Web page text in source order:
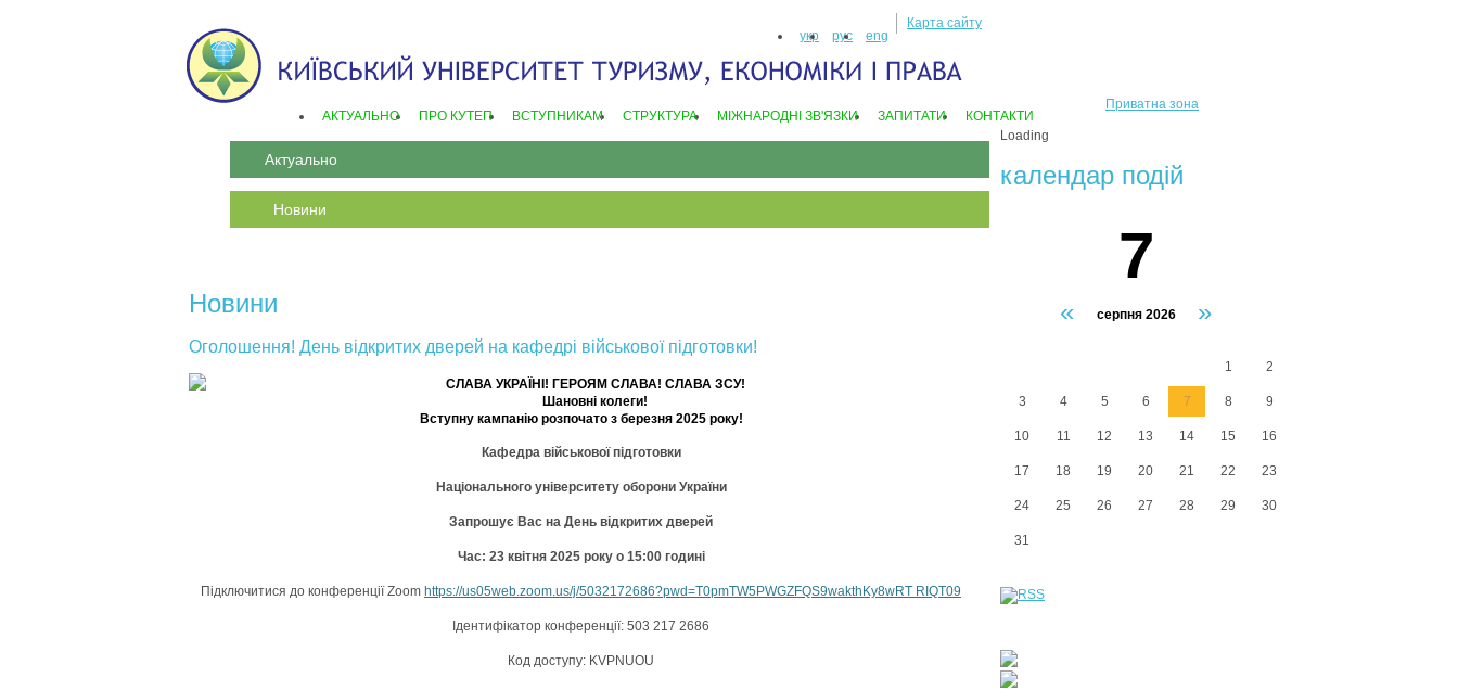
Карта сайту
АКТУАЛЬНО ПРО КУТЕП ВСТУПНИКАМ СТРУКТУРА МIЖНАРОДНI ЗВ'ЯЗКИ ЗАПИТАТИ КОНТАКТИ
укр рус eng
Приватна зона
Актуально
Новини
Новини
Оголошення! День відкритих дверей на кафедрі військової підготовки!
СЛАВА УКРАЇНІ! ГЕРОЯМ СЛАВА! СЛАВА ЗСУ!
Шановні колеги!
Вступну кампанію розпочато з березня 2025 року!
Кафедра військової підготовки
Національного університету оборони України
Запрошує Вас на День відкритих дверей
Час: 23 квітня 2025 року о 15:00 годині
Підключитися до конференції Zoom https://us05web.zoom.us/j/5032172686?pwd=T0pmTW5PWGZFQS9wakthKy8wRT RIQT09
Ідентифікатор конференції: 503 217 2686
Код доступу: KVPNUOU
Loading
календар подiй
«
7
серпня 2026 »
1 2
3 4 5 6 7 8 9
10 11 12 13 14 15 16
17 18 19 20 21 22 23
24 25 26 27 28 29 30
31